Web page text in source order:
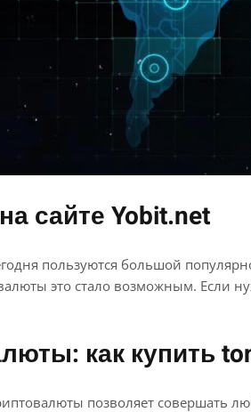
сайте Yobit.net
пользуются большой
это стало возможным. Если
как купить
позволяет совершать